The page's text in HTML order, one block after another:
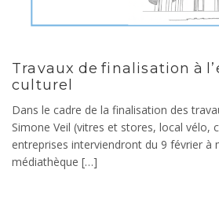
Travaux de finalisation à
culturel
Dans le cadre de la finalisation des
Simone Veil (vitres et stores, local vélo,
entreprises interviendront du 9 février à
médiathèque […]